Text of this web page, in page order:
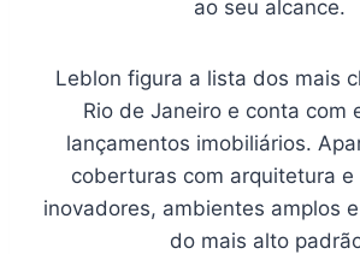
ao seu alcance.
Leblon figura a lista dos mais
Rio de Janeiro e conta com
lançamentos imobiliários.
coberturas com arquitetura e
inovadores, ambientes amplos
do mais alto